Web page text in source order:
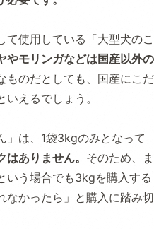
て使用している「大型犬のこ
やモリンガなどは国産以外の
ものだとしても、国産にこだ
えるでしょう。
」は、1袋3kgのみとなって
ありません。 そのため、ま
いう場合でも3kgを購入する
なかったら」と購入に踏み切